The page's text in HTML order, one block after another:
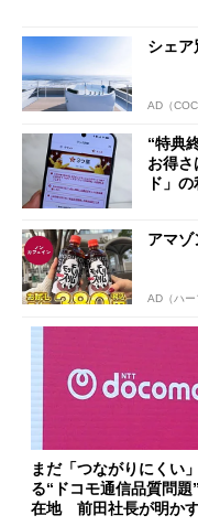
シェ
AD（
“特典
お得
ド」
アマ
AD（ハー
まだ「つながりにくい
る“ドコモ通信品質問題
在地 前田社長が明か